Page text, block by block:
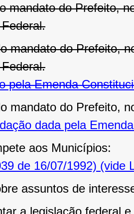
mandato do Prefeito,
mandato do Prefeito,
pela Emenda
mandato do Prefeito,
dada pela
aos Municípios:
de 16/07/1992) (vide
assuntos de
a legislação federal